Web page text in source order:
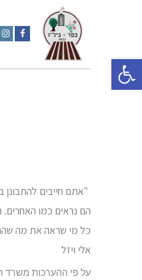
פתח סרגל נגישות
"אתם חייבים
הם נראים כמו
כל מי שראה את מה שהם
אלי ויזל
על פי ההערכות משרד הרווחה – חיים כיום